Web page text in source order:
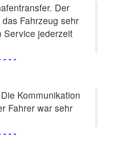
Der
Fahrzeug sehr
Service jederzeit
Kommunikation
Fahrer war sehr